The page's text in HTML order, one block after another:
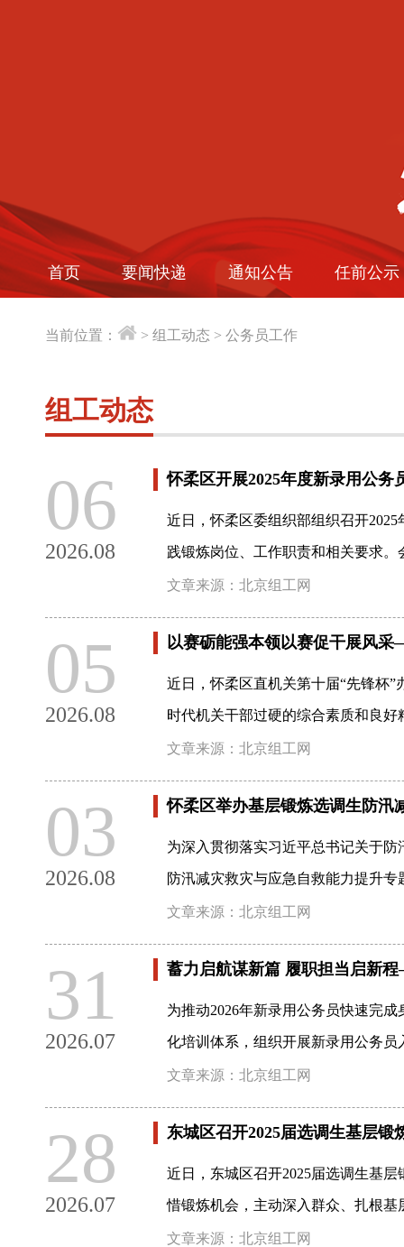
首页 要闻快递 通知公告 任前公示
当前位置： > 组工动态 > 公务员工作
组工动态
06
2026.08
怀柔区开展2025年度新录用公务
近日，怀柔区委组织部组织召开
践锻炼岗位、工作职责和相关要求
文章来源：北京组工网
05
2026.08
以赛砺能强本领以赛促干展风
近日，怀柔区直机关第十届“先锋杯
时代机关干部过硬的综合素质和良
文章来源：北京组工网
03
2026.08
怀柔区举办基层锻炼选调生防汛
为深入贯彻落实习近平总书记关于
防汛减灾救灾与应急自救能力提升
文章来源：北京组工网
31
2026.07
蓄力启航谋新篇 履职担当启新
为推动2026年新录用公务员快速完
化培训体系，组织开展新录用公务
文章来源：北京组工网
28
2026.07
东城区召开2025届选调生基层锻
近日，东城区召开2025届选调生基
惜锻炼机会，主动深入群众、扎根
文章来源：北京组工网